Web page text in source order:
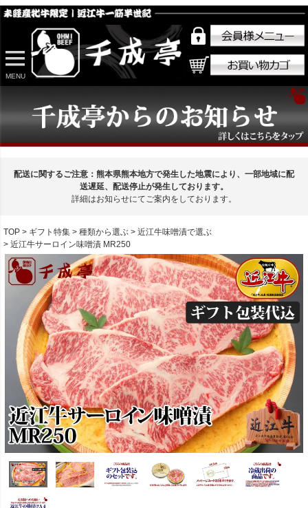
MENU
配送に関するご注意：熊本県熊本地方で発生した地震により、一部地域に配
送遅延、配送停止が発生しております。
詳細はお知らせにてご案内をしております。
TOP ギフト特集 種類から選ぶ
近江牛味噌漬で選ぶ
近江牛サーロイン味噌漬 MR250